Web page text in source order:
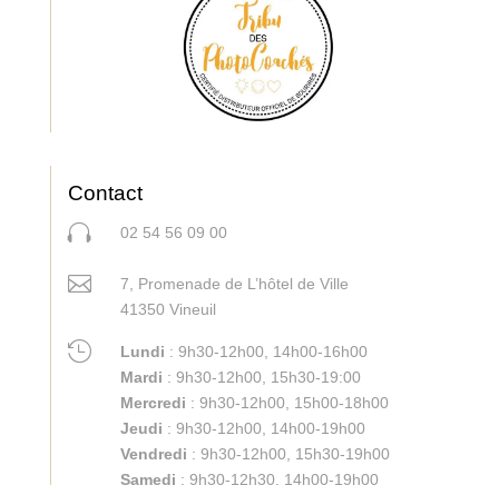
Contact

02 54 56 09 00

7, Promenade de L’hôtel de Ville
41350 Vineuil
 Lundi : 9h30-12h00, 14h00-16h00
Mardi : 9h30-12h00, 15h30-19:00
Mercredi : 9h30-12h00, 15h00-18h00
Jeudi : 9h30-12h00, 14h00-19h00
Vendredi : 9h30-12h00, 15h30-19h00
Samedi : 9h30-12h30, 14h00-19h00